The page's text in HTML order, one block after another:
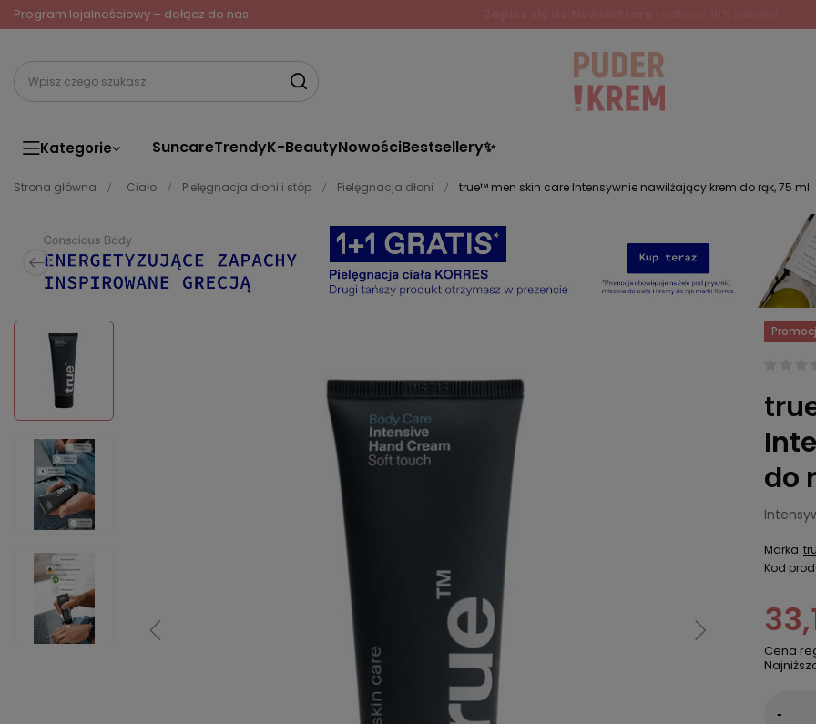
Program lojalnościowy – dołącz do nas
Kategorie SuncareTrendyK-BeautyNowościBestsellery✨
Strona główna Ciało Pielęgnacja dłoni i stóp Pielęgnacja dłoni true™ men skin care Intensywnie nawilżający krem do rąk, 75 ml
do
Marka
Kod
Cena
-